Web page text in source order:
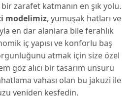
zarafet katmanın en şık yolu.
modelimiz, yumuşak hatları ve
en dar alanlara bile ferahlık
iç yapısı ve konforlu baş
atmak için size özel
göz alıcı bir tasarım unsuru
vahası olan bu jakuzi ile
yeniden keşfedin.